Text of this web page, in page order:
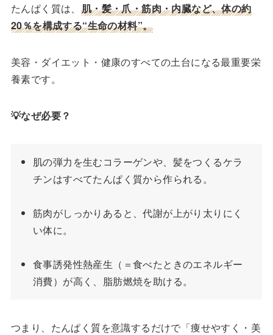
たんぱく質は、 肌・髪・爪・筋肉・内臓など、体の約
20％を構成する“生命の材料”。
美容・ダイエット・健康のすべての土台になる最重要栄
養素です。
💡なぜ必要？
肌の弾力を生むコラーゲンや、髪をつくるケラ
チンはすべてたんぱく質から作られる。
筋肉がしっかりあると、代謝が上がり太りにく
い体に。
食事誘発性熱産生（＝食べたときのエネルギー
消費）が高く、脂肪燃焼を助ける。
つまり、たんぱく質を意識するだけで「痩せやすく・美